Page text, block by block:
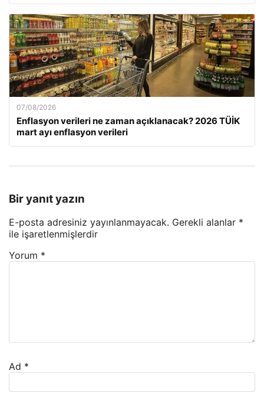
07/08/2026
Enflasyon verileri ne zaman açıklanacak? 2026 TÜİK
mart ayı enflasyon verileri
Bir yanıt yazın
E-posta adresiniz yayınlanmayacak. Gerekli alanlar *
ile işaretlenmişlerdir
Yorum *
Ad *